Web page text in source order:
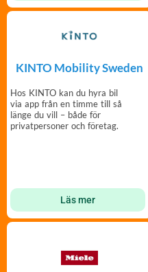
KINTO Mobility Sweden
Hos KINTO kan du hyra bil
via app från en timme till så
länge du vill – både för
privatpersoner och företag.
Läs mer